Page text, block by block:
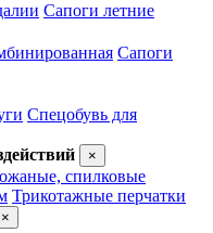
Сапоги летние
Сапоги
Спецобувь для
×
спилковые
Трикотажные перчатки
×